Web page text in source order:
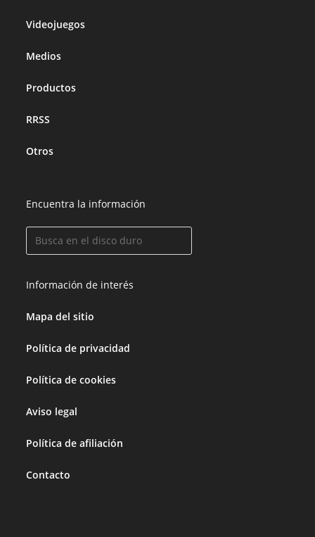
Videojuegos
Medios
Productos
RRSS
Otros
Encuentra la información
Información de interés
Mapa del sitio
Política de privacidad
Política de cookies
Aviso legal
Política de afiliación
Contacto